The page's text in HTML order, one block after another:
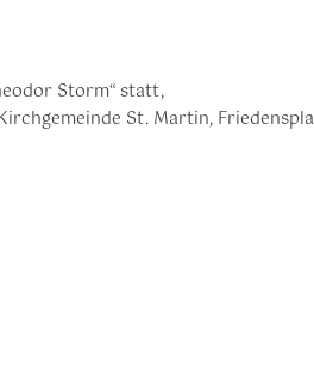
Storm“ statt,
St. Martin,